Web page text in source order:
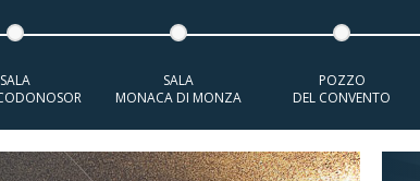
SALA
SALA
MONACA DI MONZA
POZZO
DEL CONVENTO